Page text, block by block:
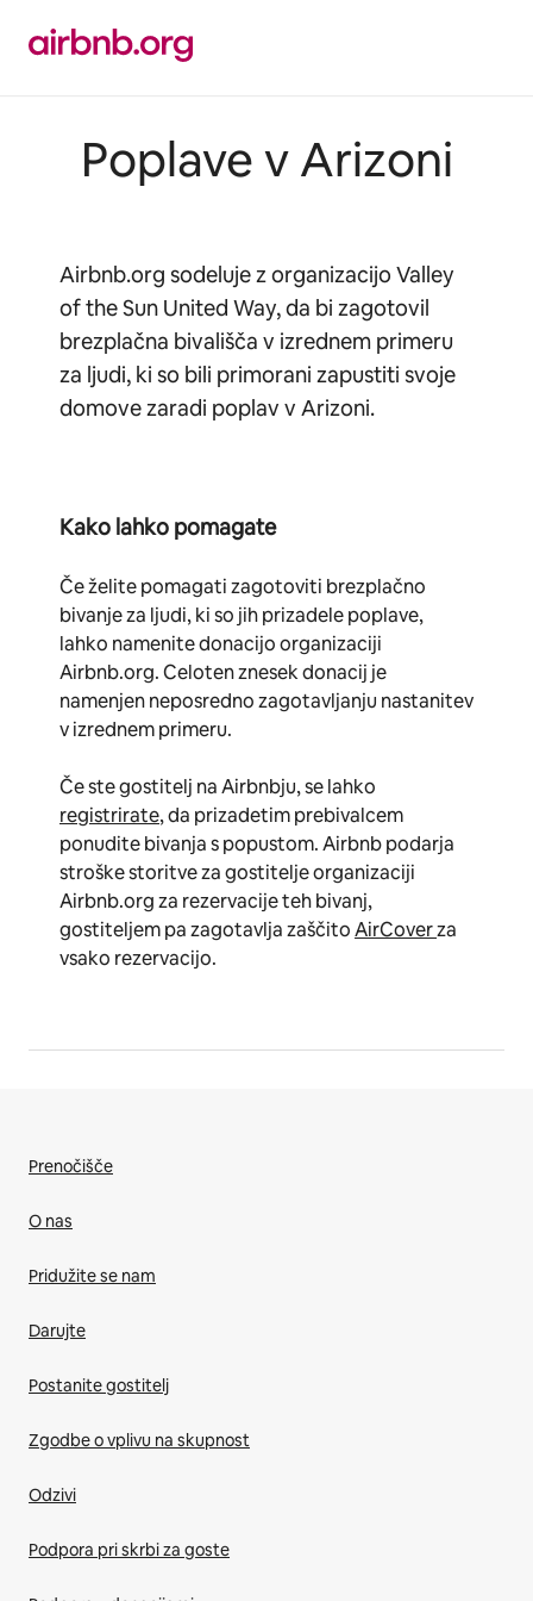
vsebino
Poplave v Arizoni
Airbnb.org sodeluje z organizacijo Valley
of the Sun United Way, da bi zagotovil
brezplačna bivališča v izrednem primeru
za ljudi, ki so bili primorani zapustiti svoje
domove zaradi poplav v Arizoni.
Kako lahko pomagate
Če želite pomagati zagotoviti brezplačno
bivanje za ljudi, ki so jih prizadele poplave,
lahko namenite donacijo organizaciji
Airbnb.org. Celoten znesek donacij je
namenjen neposredno zagotavljanju nastanitev
v izrednem primeru.
Če ste gostitelj na Airbnbju, se lahko
registrirate, da prizadetim prebivalcem
ponudite bivanja s popustom. Airbnb podarja
stroške storitve za gostitelje organizaciji
Airbnb.org za rezervacije teh bivanj,
gostiteljem pa zagotavlja zaščitoAirCoverza
vsako rezervacijo.
Prenočišče
O nas
Pridužite se nam
Darujte
Postanite gostitelj
Zgodbe o vplivu na skupnost
Odzivi
Podpora pri skrbi za goste